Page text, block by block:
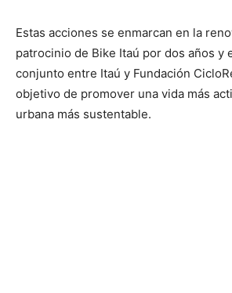
Estas acciones se enmarcan en la
patrocinio de Bike Itaú por dos años y
conjunto entre Itaú y Fundación
objetivo de promover una vida más
urbana más sustentable.